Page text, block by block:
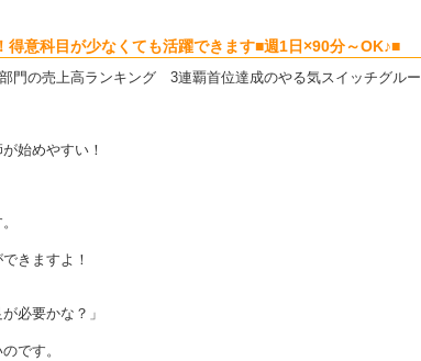
得意科目が少なくても活躍できます■週1日×90分～OK♪■
門の売上高ランキング 3連覇首位達成のやる気スイッチグルー
始めやすい！
きますよ！
必要かな？」
です。